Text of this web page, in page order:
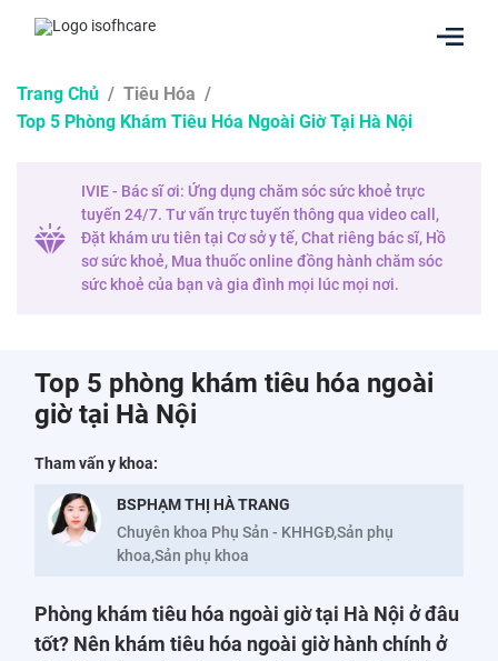
Trang Chủ / Tiêu Hóa /
Top 5 Phòng Khám Tiêu Hóa Ngoài Giờ Tại Hà Nội
IVIE - Bác sĩ ơi: Ứng dụng chăm sóc sức khoẻ trực
tuyến 24/7. Tư vấn trực tuyến thông qua video call,
Đặt khám ưu tiên tại Cơ sở y tế, Chat riêng bác sĩ, Hồ
sơ sức khoẻ, Mua thuốc online đồng hành chăm sóc
sức khoẻ của bạn và gia đình mọi lúc mọi nơi.
Top 5 phòng khám tiêu hóa ngoài
giờ tại Hà Nội
Tham vấn y khoa:
BSPHẠM THỊ HÀ TRANG
Chuyên khoa Phụ Sản - KHHGĐ,Sản phụ
khoa,Sản phụ khoa
Phòng khám tiêu hóa ngoài giờ tại Hà Nội ở đâu
tốt? Nên khám tiêu hóa ngoài giờ hành chính ở